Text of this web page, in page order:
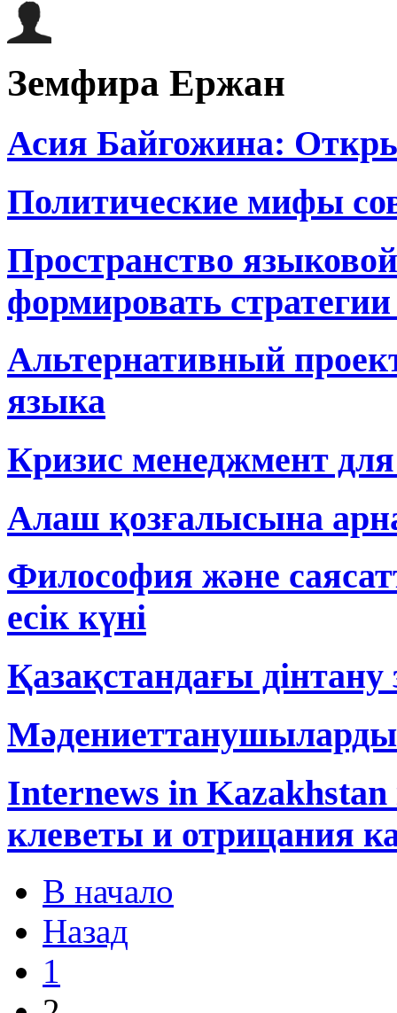
Земфира Ержан
Асия Байгожина:
Политические мифы
Пространство
формировать
Альтернативный
языка
Кризис менеджмент для
Алаш қозғалысына
Философия және
есік күні
Қазақстандағы дінтану
Internews in
клеветы и отрицания
В начало
Назад
1